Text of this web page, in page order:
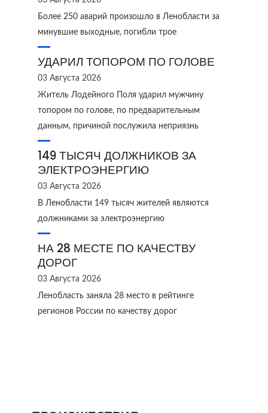
Более 250 аварий произошло в Ленобласти за
минувшие выходные, погибли трое
УДАРИЛ ТОПОРОМ ПО ГОЛОВЕ
03 Августа 2026
Житель Лодейного Поля ударил мужчину
топором по голове, по предварительным
данным, причиной послужила неприязнь
149 ТЫСЯЧ ДОЛЖНИКОВ ЗА
ЭЛЕКТРОЭНЕРГИЮ
03 Августа 2026
В Ленобласти 149 тысяч жителей являются
должниками за электроэнергию
НА 28 МЕСТЕ ПО КАЧЕСТВУ
ДОРОГ
03 Августа 2026
Ленобласть заняла 28 место в рейтинге
регионов России по качеству дорог